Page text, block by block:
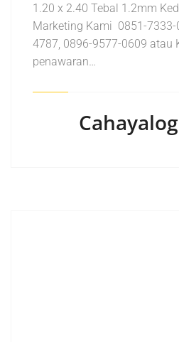
1.20 x 2.40 Tebal 1.2mm
Marketing Kami 0851-7333-
4787, 0896-9577-0609 atau
penawaran…